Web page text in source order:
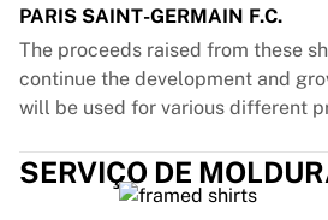
PARIS SAINT-GERMAIN F.C.
The proceeds raised from these
continue the development and
will be used for various different
SERVIÇO DE